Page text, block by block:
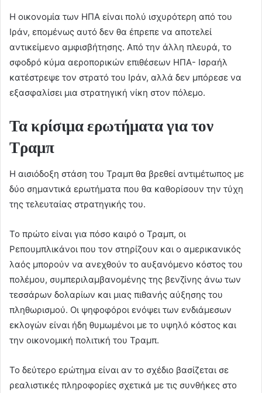
Η οικονομία των ΗΠΑ είναι πολύ ισχυρότερη από του
Ιράν, επομένως αυτό δεν θα έπρεπε να αποτελεί
αντικείμενο αμφισβήτησης. Από την άλλη πλευρά, το
σφοδρό κύμα αεροπορικών επιθέσεων ΗΠΑ- Ισραήλ
κατέστρεψε τον στρατό του Ιράν, αλλά δεν μπόρεσε να
εξασφαλίσει μια στρατηγική νίκη στον πόλεμο.
Τα κρίσιμα ερωτήματα για τον
Τραμπ
Η αισιόδοξη στάση του Τραμπ θα βρεθεί αντιμέτωπος με
δύο σημαντικά ερωτήματα που θα καθορίσουν την τύχη
της τελευταίας στρατηγικής του.
Το πρώτο είναι για πόσο καιρό ο Τραμπ, οι
Ρεπουμπλικάνοι που τον στηρίζουν και ο αμερικανικός
λαός μπορούν να ανεχθούν το αυξανόμενο κόστος του
πολέμου, συμπεριλαμβανομένης της βενζίνης άνω των
τεσσάρων δολαρίων και μιας πιθανής αύξησης του
πληθωρισμού. Οι ψηφοφόροι ενόψει των ενδιάμεσων
εκλογών είναι ήδη θυμωμένοι με το υψηλό κόστος και
την οικονομική πολιτική του Τραμπ.
Το δεύτερο ερώτημα είναι αν το σχέδιο βασίζεται σε
ρεαλιστικές πληροφορίες σχετικά με τις συνθήκες στο